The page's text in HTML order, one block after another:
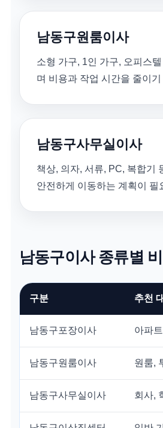
남동구원룸이사
소형 가구, 1인 가구, 오피스
며 비용과 작업 시간을 줄이
남동구사무실이사
책상, 의자, 서류, PC, 복합기
안전하게 이동하는 계획이 필
남동구이사 종류별
구분 추천
남동구포장이사 아파
남동구원룸이사 원룸,
남동구사무실이사 회사,